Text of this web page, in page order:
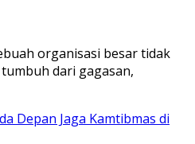
organisasi besar tidak
dari gagasan,